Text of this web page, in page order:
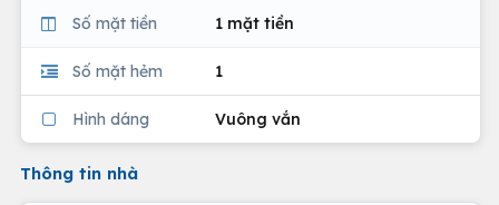
Số mặt tiền 1 mặt tiền
Số mặt hẻm 1
Hình dáng Vuông vắn
Thông tin nhà